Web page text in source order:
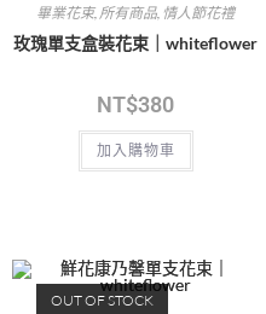
畢業花束,所有商品, 情人節花禮
玫瑰單支盒裝花束｜whiteflower
NT$380
加入購物車
OUT OF STOCK